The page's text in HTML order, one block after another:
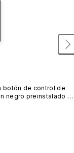
botón de control de
negro preinstalado